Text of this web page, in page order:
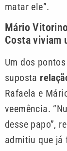
matar ele”.
Mário
Costa viviam
Um dos
suposta
Rafaela e
veemência.
desse papo”,
admitiu que já